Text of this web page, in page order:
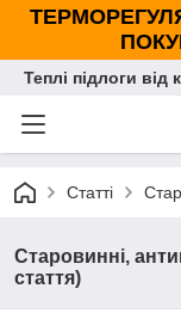
Теплі підлоги
Статті
Старовинні,
стаття)